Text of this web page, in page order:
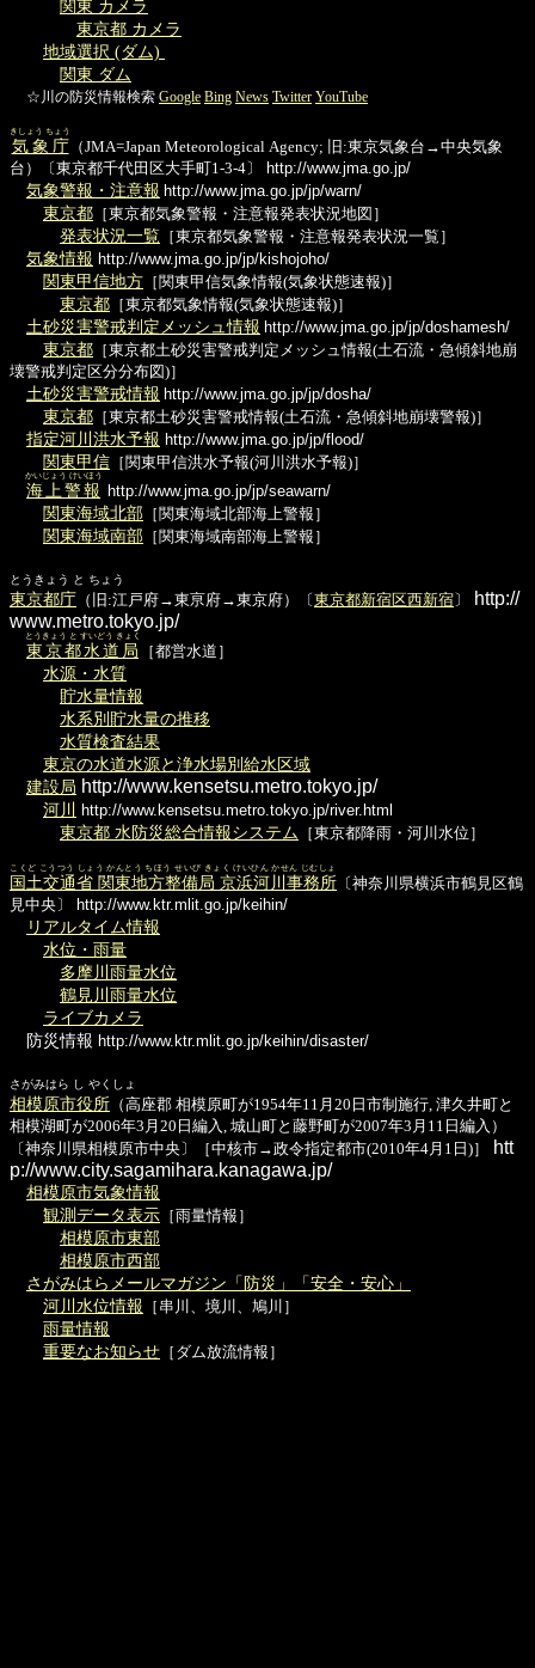
関東 カメラ
東京都 カメラ
地域選択 (ダム)
関東 ダム
☆川の防災情報検索 Google Bing News Twitter YouTube
気象庁
きしょう ちょう
（JMA=Japan Meteorological Agency; 旧:東京気象台→中央気象
台）〔東京都千代田区大手町1-3-4〕
http://www.jma.go.jp/
気象警報・注意報 http://www.jma.go.jp/jp/warn/
東京都 ［東京都気象警報・注意報発表状況地図］
発表状況一覧 ［東京都気象警報・注意報発表状況一覧］
気象情報 http://www.jma.go.jp/jp/kishojoho/
関東甲信地方 ［関東甲信気象情報(気象状態速報)］
東京都 ［東京都気象情報(気象状態速報)］
土砂災害警戒判定メッシュ情報 http://www.jma.go.jp/jp/doshamesh/
東京都 ［東京都土砂災害警戒判定メッシュ情報(土石流・急傾斜地崩
壊警戒判定区分分布図)］
土砂災害警戒情報 http://www.jma.go.jp/jp/dosha/
東京都 ［東京都土砂災害警戒情報(土石流・急傾斜地崩壊警報)］
指定河川洪水予報 http://www.jma.go.jp/jp/flood/
関東甲信 ［関東甲信洪水予報(河川洪水予報)］
海上警報
かいじょう けいほう
http://www.jma.go.jp/jp/seawarn/
関東海域北部 ［関東海域北部海上警報］
関東海域南部 ［関東海域南部海上警報］
とうきょう と ちょう
東京都庁 （旧:江戸府→東亰府→東京府）〔東京都新宿区西新宿〕
http://
www.metro.tokyo.jp/
東京都水道局
とうきょう と すいどう きょく
［都営水道］
水源・水質
貯水量情報
水系別貯水量の推移
水質検査結果
東京の水道水源と浄水場別給水区域
建設局 http://www.kensetsu.metro.tokyo.jp/
河川 http://www.kensetsu.metro.tokyo.jp/river.html
東京都 水防災総合情報システム ［東京都降雨・河川水位］
国土交通省 関東地方整備局 京浜河川事務所
こくど こうつう しょう かんとう ちほう せいび きょく けいひん かせん じむしょ
〔神奈川県横浜市鶴見区鶴
見中央〕
http://www.ktr.mlit.go.jp/keihin/
リアルタイム情報
水位・雨量
多摩川雨量水位
鶴見川雨量水位
ライブカメラ
防災情報 http://www.ktr.mlit.go.jp/keihin/disaster/
さがみはら し やくしょ
相模原市役所 （高座郡 相模原町が1954年11月20日市制施行, 津久井町と
相模湖町が2006年3月20日編入, 城山町と藤野町が2007年3月11日編入）
〔神奈川県相模原市中央〕［中核市→政令指定都市(2010年4月1日)］
htt
p://www.city.sagamihara.kanagawa.jp/
相模原市気象情報
観測データ表示 ［雨量情報］
相模原市東部
相模原市西部
さがみはらメールマガジン「防災」「安全・安心」
河川水位情報 ［串川、境川、鳩川］
雨量情報
重要なお知らせ ［ダム放流情報］